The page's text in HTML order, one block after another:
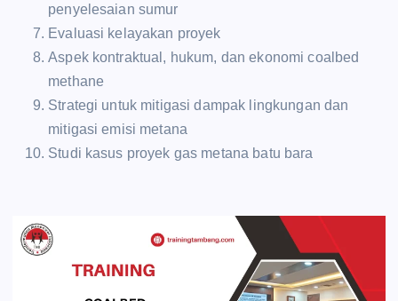
penyelesaian sumur
Evaluasi kelayakan proyek
Aspek kontraktual, hukum, dan ekonomi coalbed
methane
Strategi untuk mitigasi dampak lingkungan dan
mitigasi emisi metana
Studi kasus proyek gas metana batu bara